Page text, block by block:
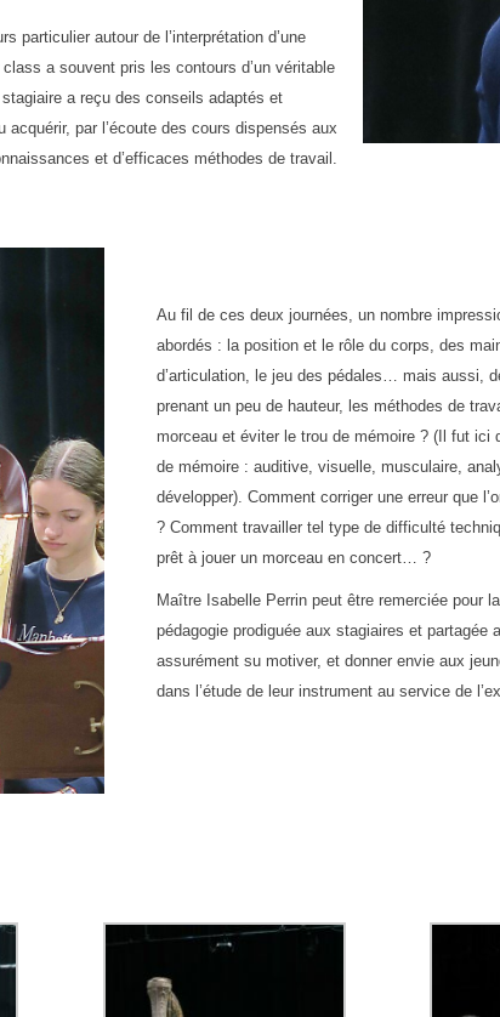
particulier autour de l’interprétation d’une
a souvent pris les contours d’un véritable
a reçu des conseils adaptés et
par l’écoute des cours dispensés aux
et d’efficaces méthodes de travail.
Au fil de ces deux journées, un nombre
abordés : la position et le rôle du corps, des
d’articulation, le jeu des pédales… mais aussi,
prenant un peu de hauteur, les méthodes de
morceau et éviter le trou de mémoire ? (Il fut ici
de mémoire : auditive, visuelle, musculaire,
développer). Comment corriger une erreur que
? Comment travailler tel type de difficulté
prêt à jouer un morceau en concert… ?
Maître Isabelle Perrin peut être remerciée pour
pédagogie prodiguée aux stagiaires et partagée
assurément su motiver, et donner envie aux
dans l’étude de leur instrument au service de